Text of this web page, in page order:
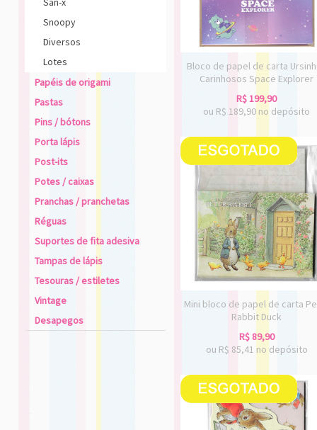
Snoopy
Diversos
Lotes
Papéis de origami
Pastas
Pins / bótons
Porta lápis
Post-its
Potes / caixas
Pranchas / pranchetas
Réguas
Suportes de fita adesiva
Tampas de lápis
Tesouras / estiletes
Vintage
Desapegos
Bloco de papel de carta
Carinhosos Space Explorer
R$199,90
ou R$ 189,90 no depósito
Mini bloco de papel de carta
Rabbit Duck
R$ 89,90
ou R$ 85,41 no depósito